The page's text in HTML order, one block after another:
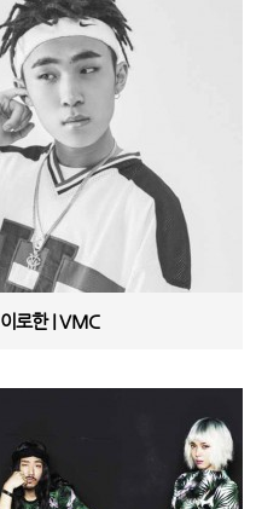
이로한 | VMC